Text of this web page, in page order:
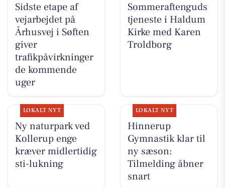
Sidste etape af
vejarbejdet på
Århusvej i Søften
giver
trafikpåvirkninger
de kommende
uger
Sommeraftenguds
tjeneste i Haldum
Kirke med Karen
Troldborg
LOKALT NYT
Ny naturpark ved
Kollerup enge
kræver midlertidig
sti-lukning
LOKALT NYT
Hinnerup
Gymnastik klar til
ny sæson:
Tilmelding åbner
snart